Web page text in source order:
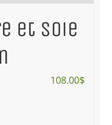
et soie
108.00$